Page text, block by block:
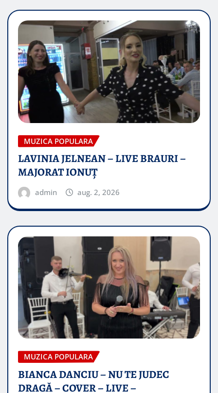
MUZICA POPULARA
LAVINIA JELNEAN – LIVE BRAURI –
MAJORAT IONUŢ
admin aug. 2, 2026
MUZICA POPULARA
BIANCA DANCIU – NU TE JUDEC
DRAGĂ – COVER – LIVE –